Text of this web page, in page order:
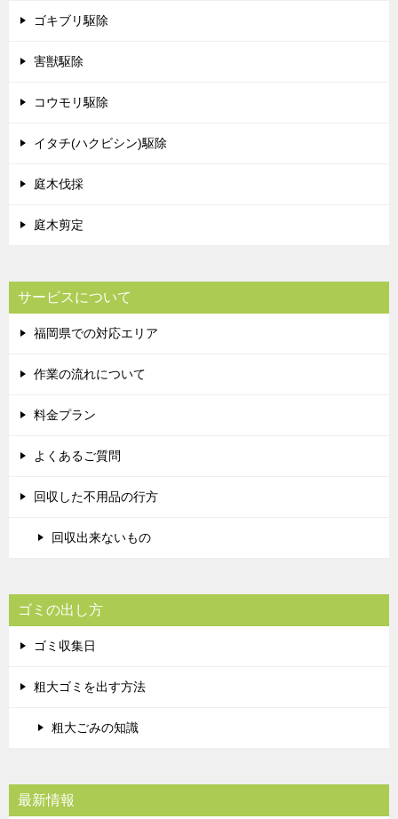
ゴキブリ駆除
害獣駆除
コウモリ駆除
イタチ(ハクビシン)駆除
庭木伐採
庭木剪定
サービスについて
福岡県での対応エリア
作業の流れについて
料金プラン
よくあるご質問
回収した不用品の行方
回収出来ないもの
ゴミの出し方
ゴミ収集日
粗大ゴミを出す方法
粗大ごみの知識
最新情報